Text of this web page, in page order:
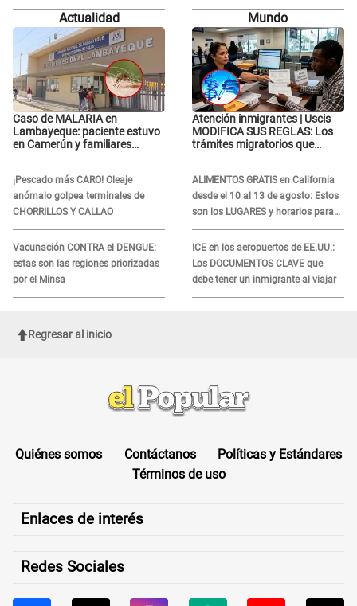
necesitar tu prueba de ADN
RECONCILIACIÓN con Marcelo
Tinelli en TV argentina
Actualidad
Caso de MALARIA en
Lambayeque: paciente estuvo
en Camerún y familiares
¡Pescado más CARO! Oleaje
anómalo golpea terminales de
CHORRILLOS Y CALLAO
Vacunación CONTRA el DENGUE:
estas son las regiones priorizadas
por el Minsa
Mundo
Atención inmigrantes | Uscis
MODIFICA SUS REGLAS: Los
trámites migratorios que
ALIMENTOS GRATIS en California
desde el 10 al 13 de agosto: Estos
son los LUGARES y horarios para
recibir la ayuda
ICE en los aeropuertos de EE.UU.:
Los DOCUMENTOS CLAVE que
debe tener un inmigrante al viajar
Regresar al inicio
Quiénes somos Contáctanos
Políticas y Estándares
Términos de uso
Enlaces de interés
Redes Sociales